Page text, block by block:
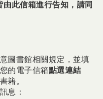
此信箱進行告知，請同
圖書館相關規定，並填
的電子信箱點選連結
籍。
息：